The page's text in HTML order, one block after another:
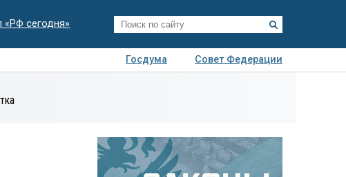
«РФ сегодня»
Госдума
Совет Федерации